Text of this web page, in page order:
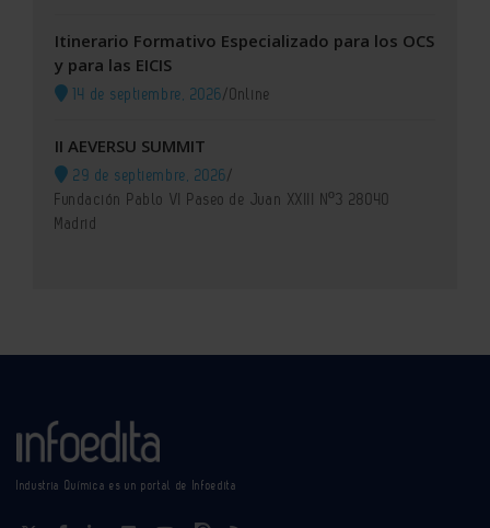
Itinerario Formativo Especializado para los OCS
y para las EICIS
14 de septiembre, 2026/Online
II AEVERSU SUMMIT
29 de septiembre, 2026/
Fundación Pablo VI Paseo de Juan XXIII Nº3 28040
Madrid
Industria Química es un portal de Infoedita